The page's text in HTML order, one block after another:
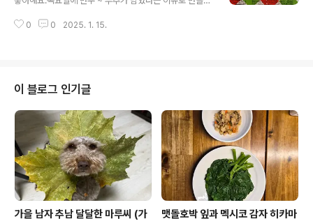
해도 보고 바람도 맞으며 커야 하는데 비만 맞고 있어 큰일
만들어 먹고요.음~ 그냥 생각나면 만들어 먹는 만두입니
장 김치를 정리한다며 열심히 만들어 먹고요.겨울에도 생
각나서 만들어 먹고요.이번 주엔 2번이나 만들어 먹었네
요.이만하면 만두 사랑이 찐이겠죠? 그런데요. 매번 만두
피로 고민을 합니다.만두피를 해동하는 것이 제일 어려워
서요.그런데요. 이번에는 실패 없이 해동을 했어요.만두피
첫 장부터 끝장까지 깔끔하게 비워내서 얼마나..
0 0 2025. 1. 15.
이 블로그 인기글
가을 남자 추남 달달한 마루씨 (가
맷돌호박 잎과 멕시코 감자 히카마